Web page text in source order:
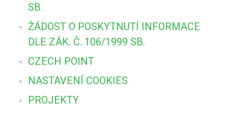
SB.
ŽÁDOST O POSKYTNUTÍ INFORMACE
DLE ZÁK. Č. 106/1999 SB.
CZECH POINT
NASTAVENÍ COOKIES
PROJEKTY